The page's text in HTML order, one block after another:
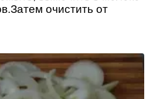
очистить от